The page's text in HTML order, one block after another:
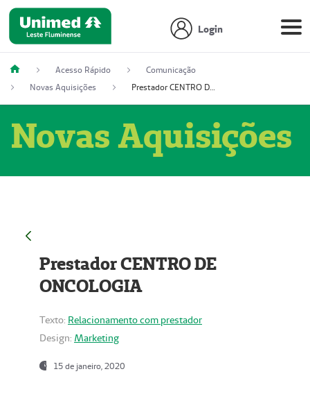
Login
Acesso Rápido
Comunicação
Novas Aquisições
Prestador CENTRO DE ONCOLOGIA
Novas Aquisições
Prestador CENTRO DE
ONCOLOGIA
Texto: Relacionamento com prestador
Design: Marketing
15 de janeiro, 2020